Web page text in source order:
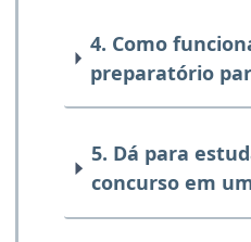
4. Como
preparatório
5. Dá para
concurso em